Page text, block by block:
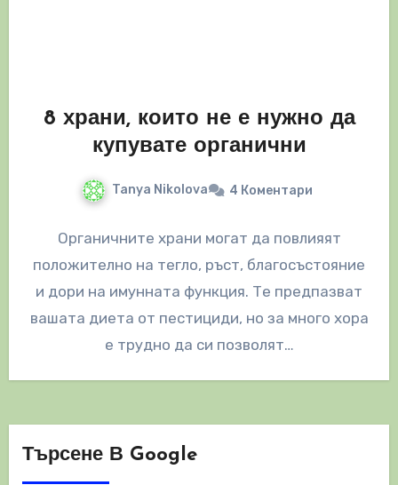
8 храни, които не е нужно да
купувате органични
Tanya Nikolova 4 Коментари
Органичните храни могат да повлияят
положително на тегло, ръст, благосъстояние
и дори на имунната функция. Те предпазват
вашата диета от пестициди, но за много хора
е трудно да си позволят…
Търсене В Google